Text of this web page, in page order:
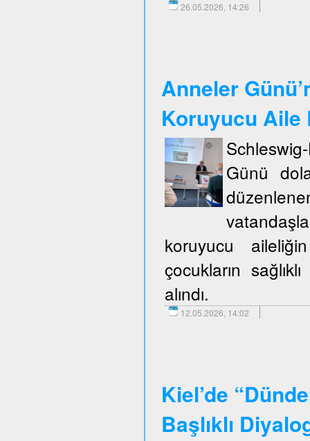
26.05.2026, 14:26
Anneler
Koruyucu Aile
Günü
koruyucu
çocukların
alındı.
12.05.2026, 14:02
Kiel’de
Başlıklı